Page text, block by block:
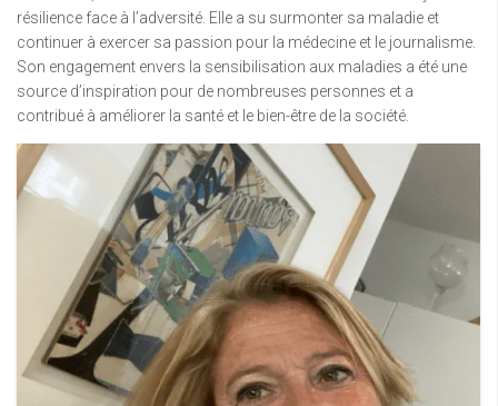
résilience face à l’adversité. Elle a su surmonter sa maladie et
continuer à exercer sa passion pour la médecine et le journalisme.
Son engagement envers la sensibilisation aux maladies a été une
source d’inspiration pour de nombreuses personnes et a
contribué à améliorer la santé et le bien-être de la société.